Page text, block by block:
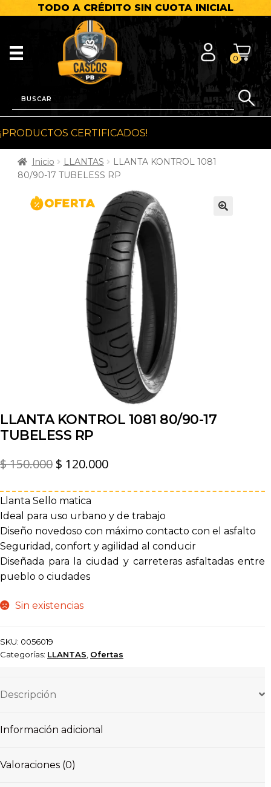
TODO A CRÉDITO SIN CUOTA INICIAL
0
¡PRODUCTOS CERTIFICADOS!
Inicio LLANTAS
LLANTA KONTROL 1081
80/90-17 TUBELESS RP
LLANTA KONTROL 1081 80/90-17
TUBELESS RP
$150.000 El
original
era:
$ 150.000.
$ 120.000El
es:
$ 120.000.
Llanta Sello matica
Ideal para uso urbano y de trabajo
Diseño novedoso con máximo contacto con el asfalto
Seguridad, confort y agilidad al conducir
Diseñada para la ciudad y carreteras asfaltadas entre
pueblo o ciudades
Sin existencias
SKU: 0056019
Categorías: LLANTAS Ofertas
Descripción
Información adicional
Valoraciones (0)